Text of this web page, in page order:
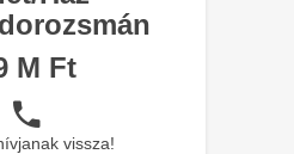
M Ft
vissza!